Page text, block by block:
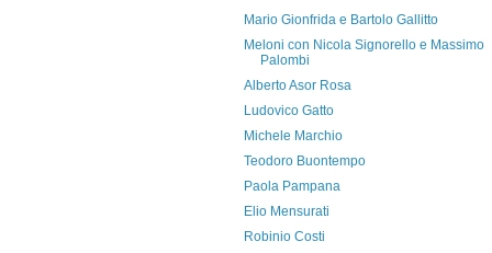
Mario Gionfrida e Bartolo Gallitto
Meloni con Nicola Signorello e Massimo
Palombi
Alberto Asor Rosa
Ludovico Gatto
Michele Marchio
Teodoro Buontempo
Paola Pampana
Elio Mensurati
Robinio Costi